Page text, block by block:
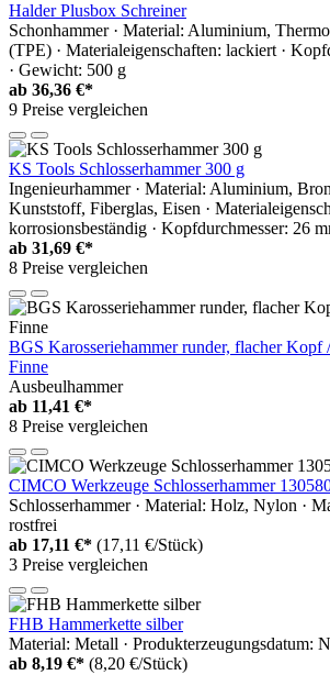
Halder Plusbox Schreiner
Schonhammer · Material: Aluminium,
(TPE) · Materialeigenschaften: lackiert ·
· Gewicht: 500 g
ab 36,36 €*
9 Preise vergleichen
KS Tools Schlosserhammer 300 g
Ingenieurhammer · Material: Aluminium,
Kunststoff, Fiberglas, Eisen ·
korrosionsbeständig · Kopfdurchmesser: 26
ab 31,69 €*
8 Preise vergleichen
BGS Karosseriehammer runder, flacher Kopf
Finne
Ausbeulhammer
ab 11,41 €*
8 Preise vergleichen
CIMCO Werkzeuge Schlosserhammer
Schlosserhammer · Material: Holz, Nylon ·
rostfrei
ab 17,11 €* (17,11 €/Stück)
3 Preise vergleichen
FHB Hammerkette silber
Material: Metall · Produkterzeugungsdatum:
ab 8,19 €* (8,20 €/Stück)